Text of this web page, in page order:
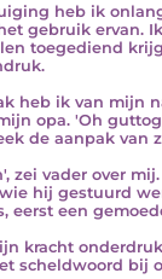
heb ik
gebruik ervan.
toegediend
heb ik van mijn
opa. 'Oh
de aanpak van
zei vader over
hij gestuurd
eerst een
kracht
scheldwoord bij